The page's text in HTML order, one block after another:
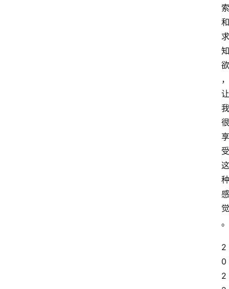
索
和
求
知
欲
，
让
我
很
享
受
这
种
感
觉
。
2
0
2